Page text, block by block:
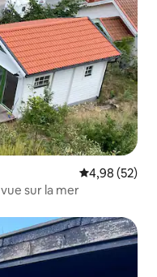
Évaluation
4,98 (52)
sur la mer